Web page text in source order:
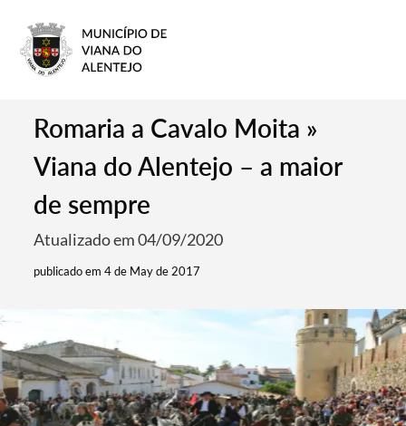
Romaria a Cavalo Moita »
Viana do Alentejo – a maior
de sempre
Atualizado em 04/09/2020
publicado em 4 de May de 2017